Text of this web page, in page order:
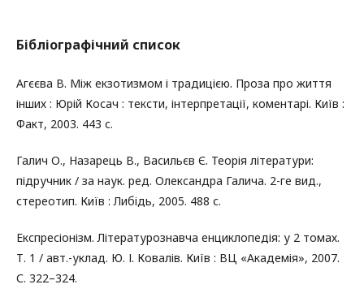
Бібліографічний список
Агєєва В. Між екзотизмом і традицією. Проза про життя
інших : Юрій Косач : тексти, інтерпретації, коментарі. Київ :
Факт, 2003. 443 с.
Галич О., Назарець В., Васильєв Є. Теорія літератури:
підручник / за наук. ред. Олександра Галича. 2-ге вид.,
стереотип. Київ : Либідь, 2005. 488 с.
Експресіонізм. Літературознавча енциклопедія: у 2 томах.
Т. 1 / авт.-уклад. Ю. І. Ковалів. Київ : ВЦ «Академія», 2007.
С. 322–324.